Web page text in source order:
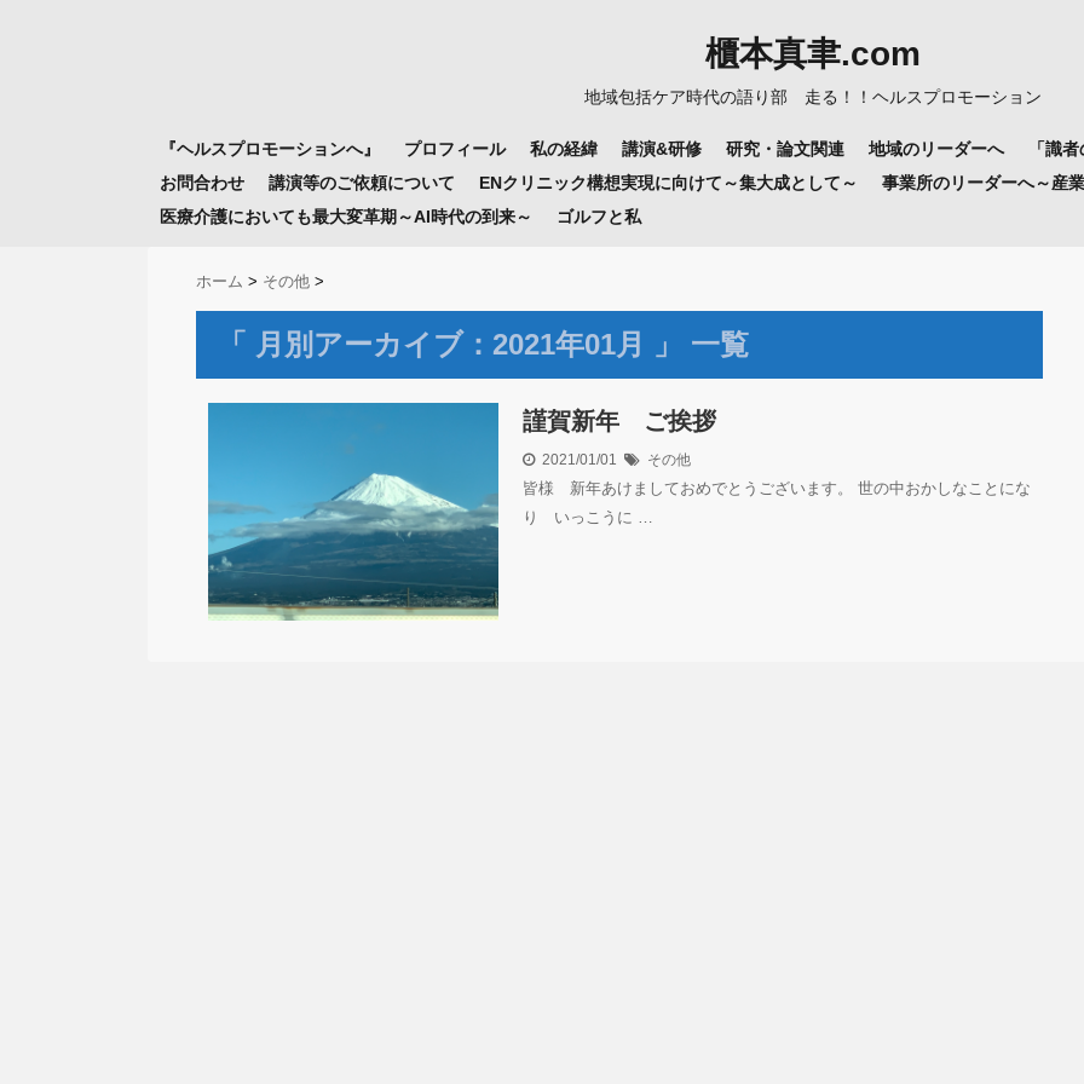
櫃本真聿.com
地域包括ケア時代の語り部 走る！！ヘルスプロモーション
『ヘルスプロモーションへ』 プロフィール 私の経緯 講演&研修 研究・論文関連 地域のリーダーへ
「識
お問合わせ
講演等のご依頼について ENクリニック構想実現に向けて～集大成として～
事業所のリーダーへ～産
医療介護においても最大変革期～AI時代の到来～
ゴルフと私
ホーム > その他 >
「 月別アーカイブ：2021年01月 」 一覧
謹賀新年 ご挨拶
2021/01/01 その他
皆様 新年あけましておめでとうございます。 世の中おかしなことにな
り いっこうに …